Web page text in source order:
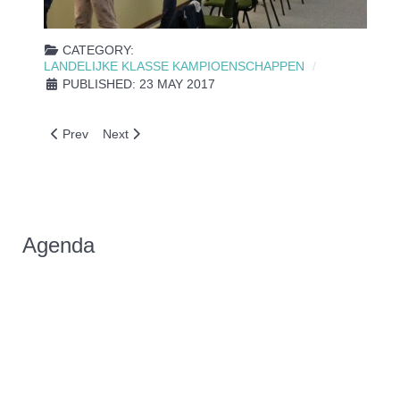
CATEGORY:
LANDELIJKE KLASSE KAMPIOENSCHAPPEN
PUBLISHED: 23 MAY 2017
Previous article: LKK sponsoren bedankt!
Prev Next article: LKK Aanmeldingen; nog 1 week en 118
Next
Agenda